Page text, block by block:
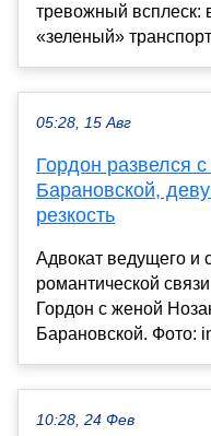
тревожный всплеск:
«зеленый»
05:28, 15 Авг
Гордон развелся
Барановской,
резкость
Адвокат ведущего и
романтической
Гордон с женой
Барановской. Фото:
10:28, 24 Фев